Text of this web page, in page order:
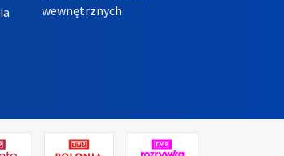
wewnętrznych